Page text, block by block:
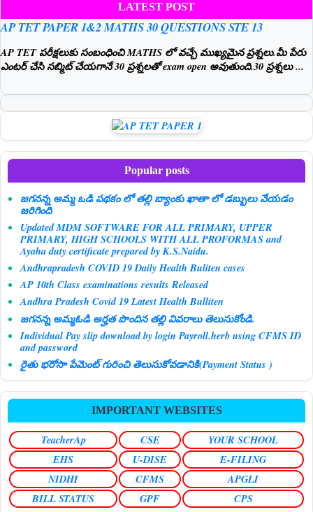
LATEST POST
AP TET PAPER 1&2 MATHS 30 QUESTIONS STE 13
AP TET పరీక్షలుకు సంబంధించి MATHS లో వచ్చే ముఖ్యమైన ప్రశ్నలు.మీ పేరు
ఎంటర్ చేసి సబ్మిట్ చేయగానే 30 ప్రశ్నలతో exam open అవుతుంది.30 ప్రశ్నలు ...
Popular posts
జగనన్న అమ్మ ఒడి పథకం లో తల్లి బ్యాంకు ఖాతా లో డబ్బులు వేయడం
జరిగింది
Updated MDM SOFTWARE FOR ALL PRIMARY, UPPER
PRIMARY, HIGH SCHOOLS WITH ALL PROFORMAS and
Ayaha duty certificate prepared by K.S.Naidu.
Andhrapradesh COVID 19 Daily Health Buliten cases
AP 10th Class examinations results Released
Andhra Pradesh Covid 19 Latest Health Bulliten
జగనన్న అమ్మఓడి అర్హత పొందిన తల్లి వివరాలు తెలుసుకోండి.
Individual Pay slip download by login Payroll.herb using CFMS ID
and password
రైతు భరోసా పేమెంట్ గురించి తెలుసుకోవడానికి(Payment Status )
IMPORTANT WEBSITES
TeacherAp CSE
YOUR SCHOOL
EHS
U-DISE
E-FILING
NIDHI
CFMS
APGLI
BILL STATUS
GPF CPS